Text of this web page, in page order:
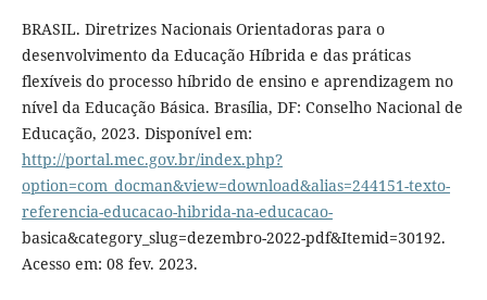
BRASIL. Diretrizes Nacionais Orientadoras para o
desenvolvimento da Educação Híbrida e das práticas
flexíveis do processo híbrido de ensino e aprendizagem no
nível da Educação Básica. Brasília, DF: Conselho Nacional de
Educação, 2023. Disponível em:
http://portal.mec.gov.br/index.php?
option=com_docman&view=download&alias=244151-texto-
referencia-educacao-hibrida-na-educacao-
basica&category_slug=dezembro-2022-pdf&Itemid=30192.
Acesso em: 08 fev. 2023.